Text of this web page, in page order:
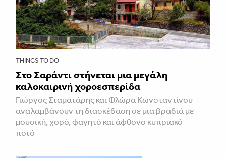
THINGS TO DO
Στο Σαράντι στήνεται μια μεγάλη
καλοκαιρινή χοροεσπερίδα
Γιώργος Σταματάρης και Φλώρα Κωνσταντίνου
αναλαμβάνουν τη διασκέδαση σε μια βραδιά με
μουσική, χορό, φαγητό και άφθονο κυπριακό
ποτό